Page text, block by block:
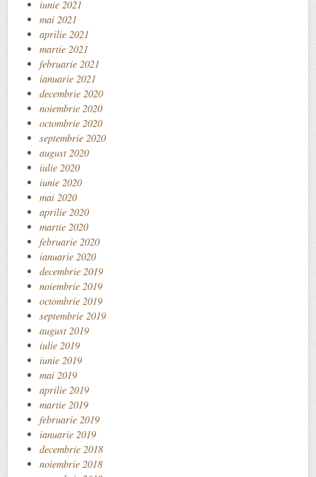
iunie 2021
mai 2021
aprilie 2021
martie 2021
februarie 2021
ianuarie 2021
decembrie 2020
noiembrie 2020
octombrie 2020
septembrie 2020
august 2020
iulie 2020
iunie 2020
mai 2020
aprilie 2020
martie 2020
februarie 2020
ianuarie 2020
decembrie 2019
noiembrie 2019
octombrie 2019
septembrie 2019
august 2019
iulie 2019
iunie 2019
mai 2019
aprilie 2019
martie 2019
februarie 2019
ianuarie 2019
decembrie 2018
noiembrie 2018